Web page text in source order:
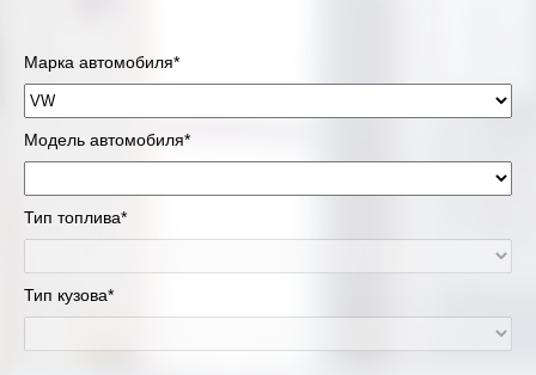
Марка автомобиля*
Модель автомобиля*
Тип топлива*
Тип кузова*